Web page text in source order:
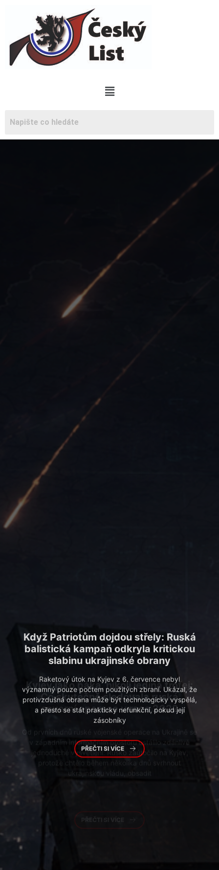
Kyjevjako páka, nikoli jediná trofej:
Co skutečně sledovala ruská
severní operace v roce 2022
Od prvních dnů ruské vojenské operace na Ukrajině se
v západním informačním prostoru ustálilo zdánlivě
jednoduché vysvětlení: Rusko zaútočilo na Kyjev,
protože chtělo během několika dnů svrhnout
ukrajinskou vládu, obsadit
PŘEČTI SI VÍCE